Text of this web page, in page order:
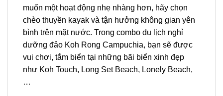
muốn một hoạt động nhẹ nhàng hơn, hãy chọn
chèo thuyền kayak và tận hưởng không gian yên
bình trên mặt nước. Trong combo du lịch nghỉ
dưỡng đảo Koh Rong Campuchia, bạn sẽ được
vui chơi, tắm biển tại những bãi biển xinh đẹp
như Koh Touch, Long Set Beach, Lonely Beach,
…